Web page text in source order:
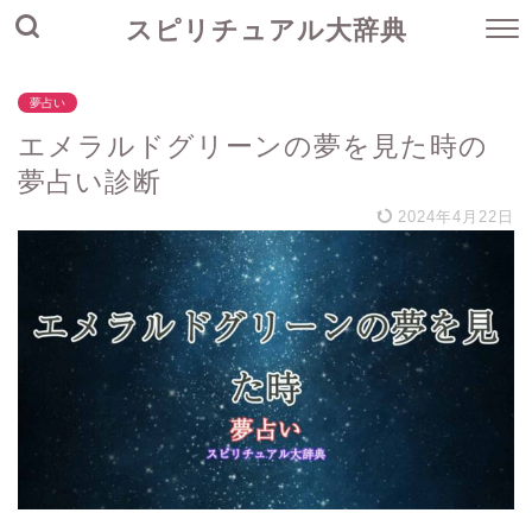
スピリチュアル大辞典
夢占い
エメラルドグリーンの夢を見た時の
夢占い診断
2024年4月22日